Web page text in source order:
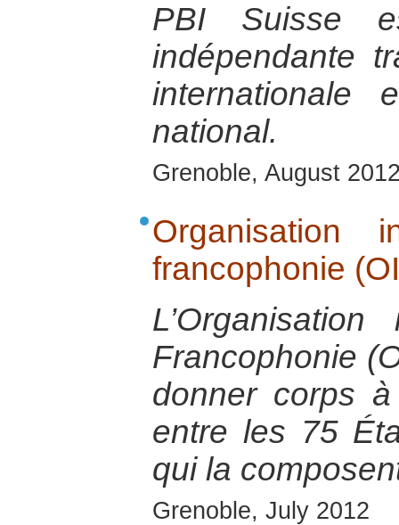
PBI Suisse
indépendante
internationale
national.
Grenoble, August
Organisation
francophonie
Francophonie
donner corps
entre les 75
qui la
Grenoble, July 2012